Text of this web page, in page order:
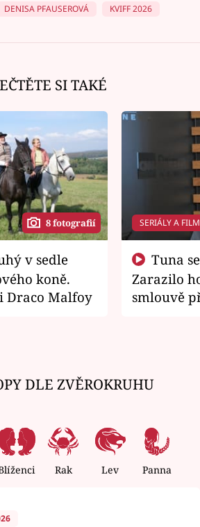
DENISA PFAUSEROVÁ KVIFF 2026
SI TAKÉ
8 fotografií
koně.
Draco Malfoy
SERIÁLY A
Zarazilo
smlouvě
DLE ZVĚROKRUHU
Rak Lev Panna